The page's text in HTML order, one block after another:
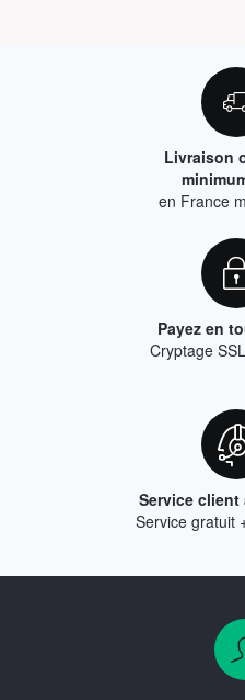
Livraison
en France
Payez en
Cryptage
Service
Service gratuit